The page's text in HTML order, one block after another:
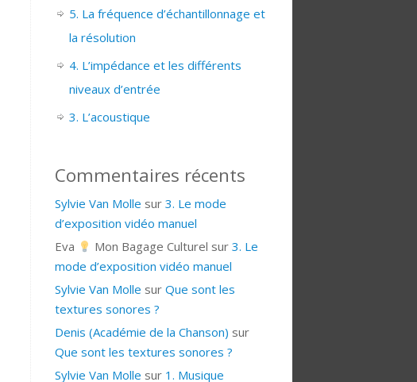
5. La fréquence d’échantillonnage et
la résolution
4. L’impédance et les différents
niveaux d’entrée
3. L’acoustique
Commentaires récents
Sylvie Van Molle sur 3. Le mode
d’exposition vidéo manuel
Eva
Mon Bagage Culturel sur3. Le
mode d’exposition vidéo manuel
Sylvie Van Molle sur Que sont les
textures sonores ?
Denis (Académie de la Chanson) sur
Que sont les textures sonores ?
Sylvie Van Molle sur 1. Musique